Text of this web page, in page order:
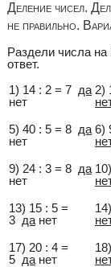
Деление чисел.
не правильно.
Раздели числа на
ответ.
1) 14 : 2 = 7 да
нет
2)
5) 40 : 5 = 8 да
нет
6)
9) 24 : 3 = 8 да
нет
13) 15 : 5 =
3 данет
17) 20 : 4 =
5 данет